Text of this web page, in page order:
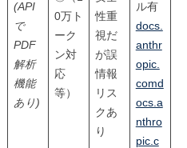
(API
で
PDF
解析
機能
あり)
0万ト
ーク
ン対
応
等）
性重
視だ
が誤
情報
リス
クあ
り
ル有
docs.
anthr
opic.
comd
ocs.a
nthro
pic.c